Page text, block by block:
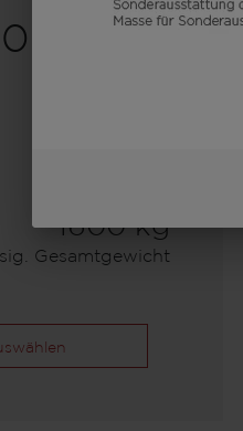
K
1600 kg
Gesamtgewicht